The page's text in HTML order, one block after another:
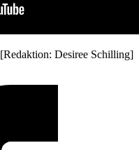
[Redaktion: Desiree Schilling]